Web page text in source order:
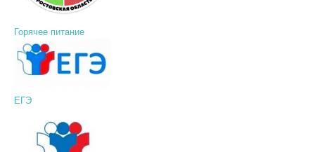
Горячее питание
ЕГЭ